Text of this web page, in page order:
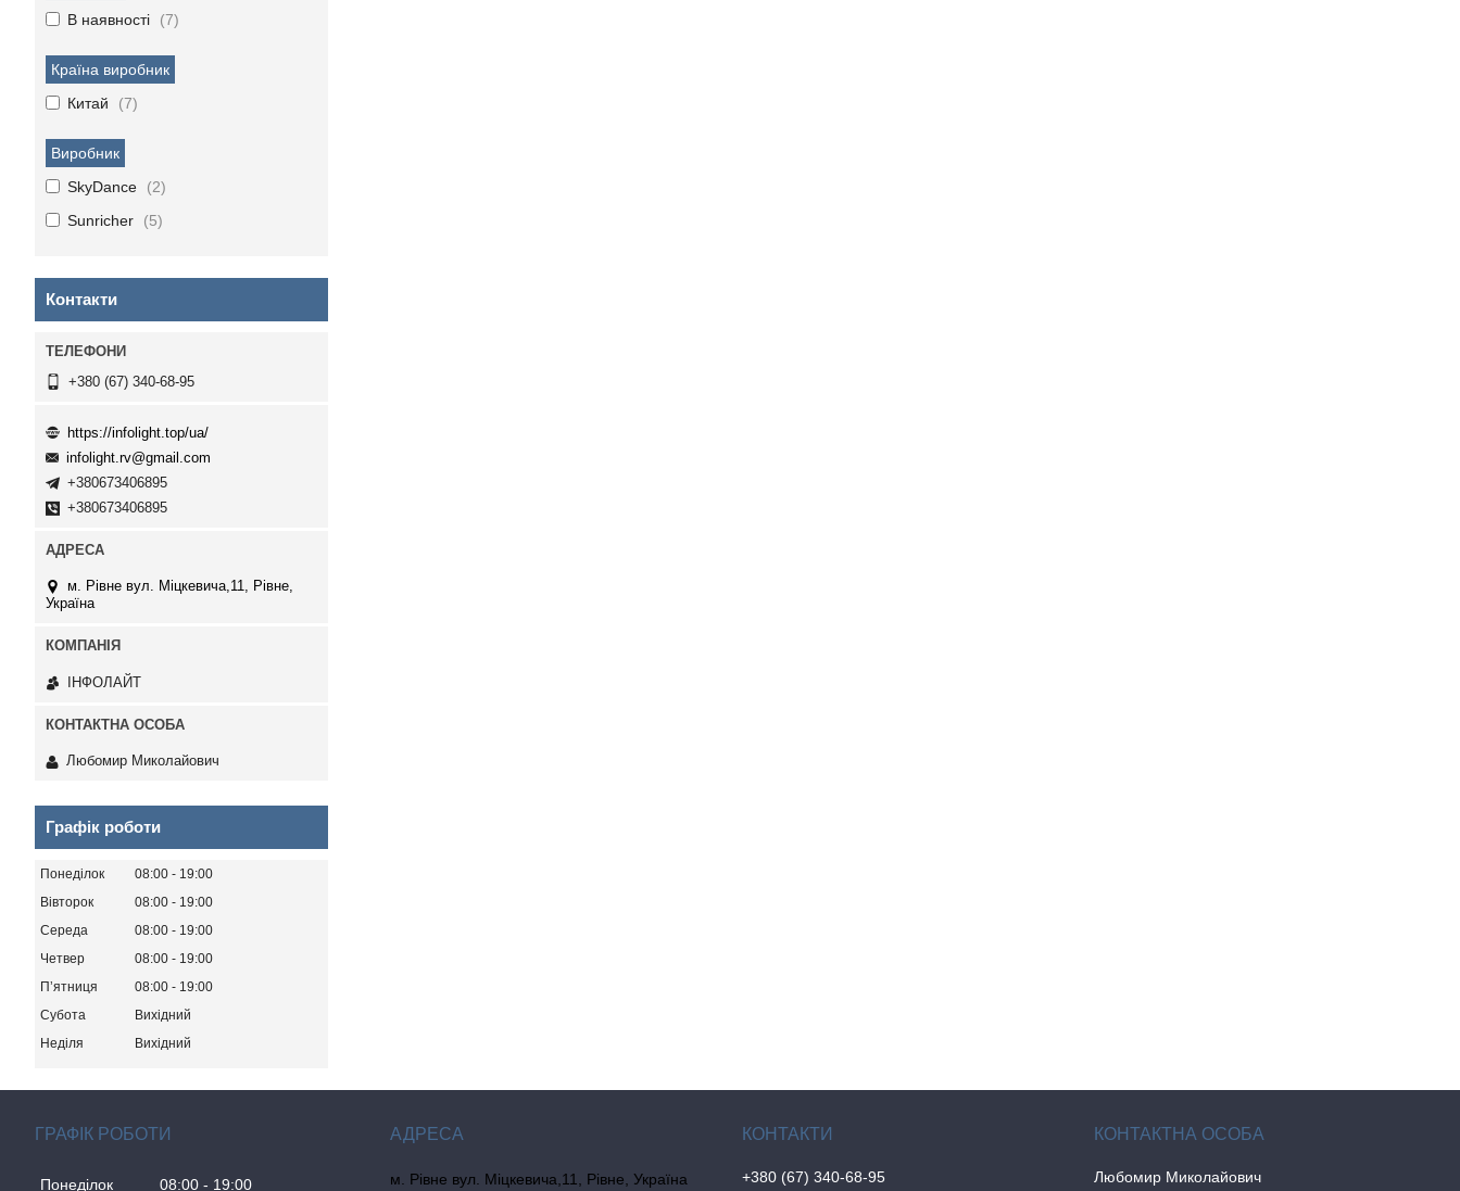
В наявності
7
Країна виробник
Китай
7
Виробник
SkyDance
2
Sunricher
5
Контакти
+380 (67) 340-68-95
https://infolight.top/ua/
infolight.rv@gmail.com
+380673406895
+380673406895
м. Рівне вул. Міцкевича,11, Рівне,
Україна
ІНФОЛАЙТ
Любомир Миколайович
Графік роботи
Понеділок 08:00
19:00
Вівторок
08:00
19:00
Середа
08:00
19:00
Четвер
08:00
19:00
Пʼятниця
08:00
19:00
Субота
Вихідний
Неділя
Вихідний
ГРАФІК РОБОТИ
Понеділок 08:00 19:00 м. Рівне вул. Міцкевича,11, Рівне, Україна +380 (67) 340-68-95 Любомир Миколайович